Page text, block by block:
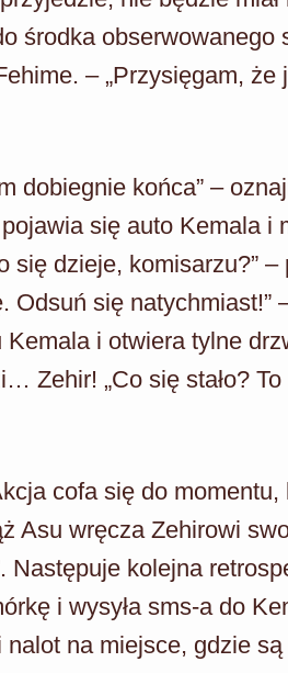
środka obserwowanego
– „Przysięgam,
dobiegnie końca” –
się auto Kemala i
się dzieje, komisarzu?”
Odsuń się natychmiast!”
i otwiera tylne
Zehir! „Co się stało?
cofa się do momentu,
Asu wręcza Zehirowi
Następuje kolejna
i wysyła sms-a do
na miejsce, gdzie